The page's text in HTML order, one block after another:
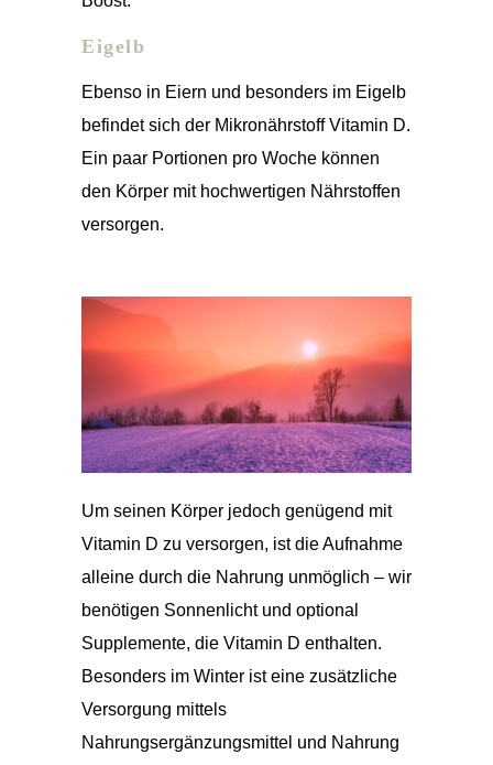
Eigelb
Ebenso in Eiern und besonders im Eigelb
befindet sich der Mikronährstoff Vitamin D.
Ein paar Portionen pro Woche können
den Körper mit hochwertigen Nährstoffen
versorgen.
Um seinen Körper jedoch genügend mit
Vitamin D zu versorgen, ist die Aufnahme
alleine durch die Nahrung unmöglich – wir
benötigen Sonnenlicht und optional
Supplemente, die Vitamin D enthalten.
Besonders im Winter ist eine zusätzliche
Versorgung mittels
Nahrungsergänzungsmittel und Nahrung